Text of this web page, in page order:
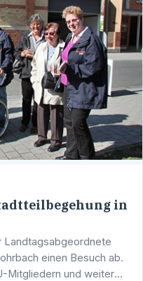
in
einen Besuch ab.
Mitgliedern und weiteren